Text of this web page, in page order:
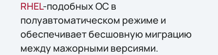
RHEL-подобных ОС в
полуавтоматическом режиме и
обеспечивает бесшовную миграцию
между мажорными версиями.